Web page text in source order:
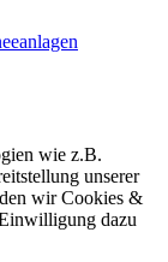
wie z.B.
unserer
wir Cookies &
dazu